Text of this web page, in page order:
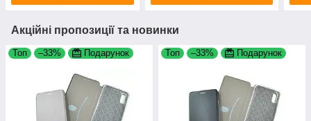
Акційні пропозиції та новинки
Топ –33% Подарунок Топ –33% Подарунок